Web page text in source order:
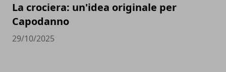
La crociera: un'idea originale per
Capodanno
29/10/2025